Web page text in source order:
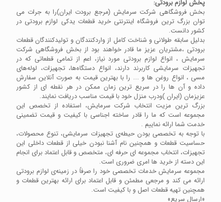
پخش لوازم برودتی:
بخش فروشگاهی شرکت سرمایش (مرجع برودت ایران)را به جرات می
توان بزرگ ترین فروشگاه اینترنتی خرید قطعات یدکی لوازم برودتی در
کشور دانست.
بدلیل سابقه طولانی و شناخت کامل از واردکنندگان و تولیدکنندگان قطعات
برودتی ،مشتریان عزیز ما قادر خواهند بود از بخش فروشگاهی شرکت
سرمایش ، انواع لوازم برودتی مورد نیاز، اعم از تمامی قطعاتی که در
تجهیزات سرمایشی کاربرند دارند، انواع دستگاه‌ها، تجهیزات،‌ لوله‌های
مسی ، انواع روغن‌ ها و ... را با بهترین قیمت به صورت آنلاین سفارش
داده و آن ها را در سریع ترین زمان ممکن در هر نقطه ای از کشور
عزیزمان (ایران )ودرب منزل خود با قیمت مناسب دریافت نمایند.
بزرگ ترین مزیت انتخاب شرکت سرمایش، استفاده از تخصص این
مجموعه است که ما را قادر ساخته اجناسی با کیفیت و قیمت تضمینی
خدمت شما ارائه نماییم .
با توجه به تخصصی بودن حیطه‌ی تجهیزات سرمایشی، تنوع محصولات،
حساسیت قطعات و همچنین نام‌ آشنا نبودن خیلی از قطعات داخلی این
تجهیزات، انتخاب مجموعه ای حرفه ای، متخصص و قابل اعتماد برای انجام
این دسته از خرید ها امری ضروری است.
مجموعه سرمایش خدمات تخصصی خود را صرفاً در زمینه‌ی لوازم برودتی
ارائه می کند و مرجعی مطمئن و قابل اعتماد برای ارائه بهترین قطعات و
همچنین تهیه قطعات اصل و با کیفیت است.
«ارسال سریع»